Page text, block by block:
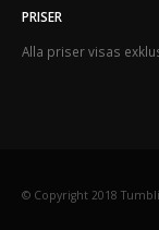
PRISER
Alla priser visas
© Copyright 2018